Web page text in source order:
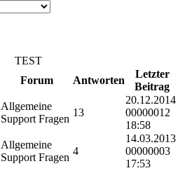
TEST
Forum Antworten
Letzter
Beitrag
Allgemeine
Support Fragen
13
20.12.2014
00000012
18:58
Allgemeine
Support Fragen
4
14.03.2013
00000003
17:53